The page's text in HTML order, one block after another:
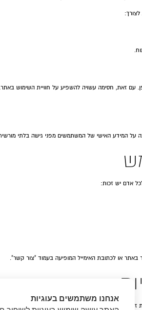
לצורך:
עם זאת, חסימה עשויה להשפיע על חוויית השימוש באתר.
על המידע האישי של המשתמשים מפני גישה בלתי
או לכתובת האימייל המופיעה בעמוד "צור קשר".
מעת לעת. תאריך העדכון האחרון יופיע בראש העמוד.
אנחנו משתמשים בעוגיות